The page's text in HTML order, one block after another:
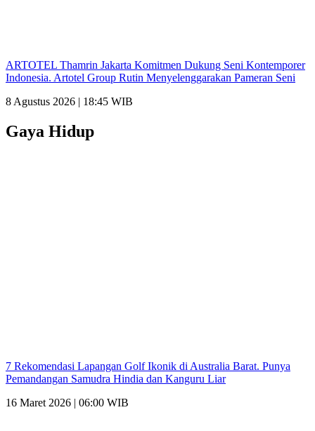
ARTOTEL Thamrin Jakarta Komitmen Dukung Seni Kontemporer
Indonesia. Artotel Group Rutin Menyelenggarakan Pameran Seni
8 Agustus 2026 | 18:45 WIB
Gaya Hidup
7 Rekomendasi Lapangan Golf Ikonik di Australia Barat. Punya
Pemandangan Samudra Hindia dan Kanguru Liar
16 Maret 2026 | 06:00 WIB